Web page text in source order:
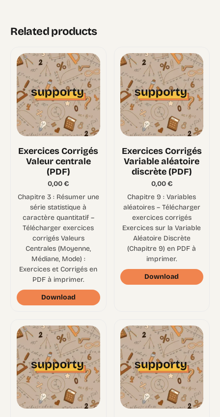
Related products
Exercices Corrigés
Valeur centrale
(PDF)
0,00€
Chapitre 3 : Résumer une
série statistique à
caractère quantitatif –
Télécharger exercices
corrigés Valeurs
Centrales (Moyenne,
Médiane, Mode) :
Exercices et Corrigés en
PDF à imprimer.
Download
Exercices Corrigés
Variable aléatoire
discrète (PDF)
0,00€
Chapitre 9 : Variables
aléatoires – Télécharger
exercices corrigés
Exercices sur la Variable
Aléatoire Discrète
(Chapitre 9) en PDF à
imprimer.
Download